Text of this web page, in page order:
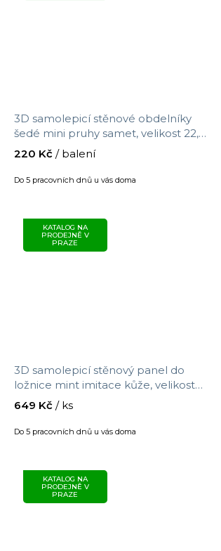
3D samolepicí stěnové obdelníky
šedé mini pruhy samet, velikost 22,5
cm x 76 cm
Do 5 pracovních dnů u vás doma
220 Kč / balení
KATALOG NA
PRODEJNĚ V
PRAZE
3D samolepicí stěnový panel do
ložnice mint imitace kůže, velikost
0,69 m x 1,4 m
Do 5 pracovních dnů u vás doma
649 Kč / ks
KATALOG NA
PRODEJNĚ V
PRAZE